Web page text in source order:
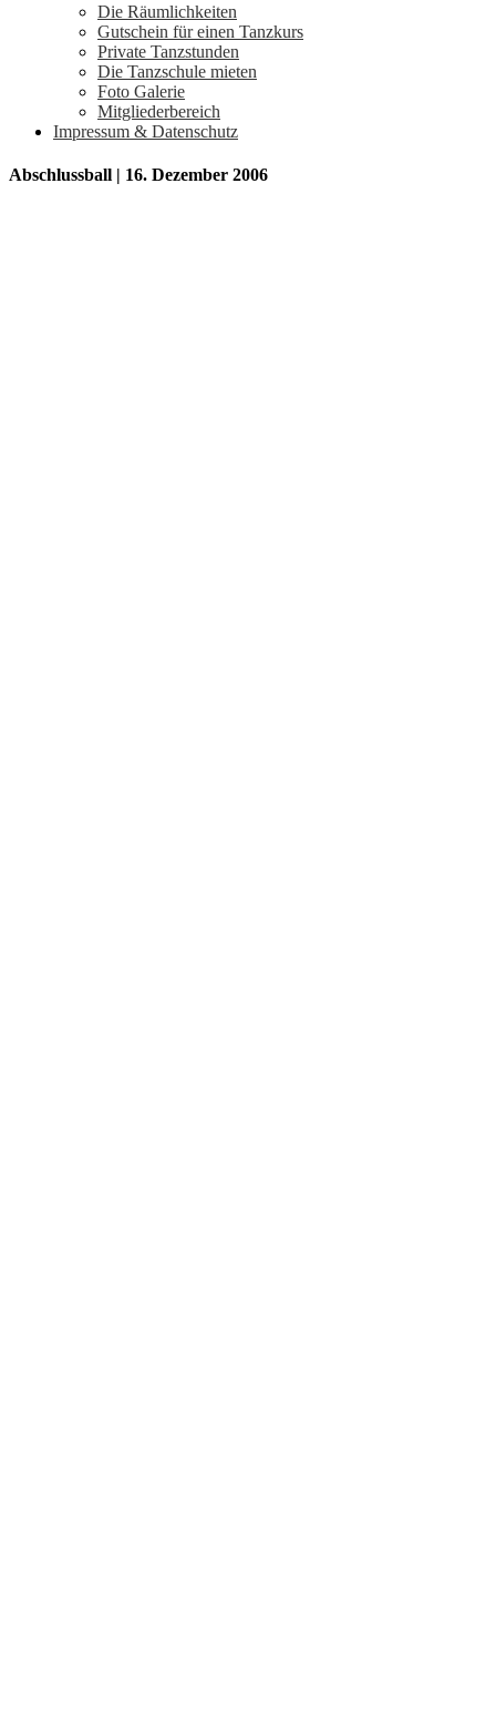
Die Räumlichkeiten
Gutschein für einen Tanzkurs
Private Tanzstunden
Die Tanzschule mieten
Foto Galerie
Mitgliederbereich
Impressum & Datenschutz
Abschlussball | 16. Dezember 2006